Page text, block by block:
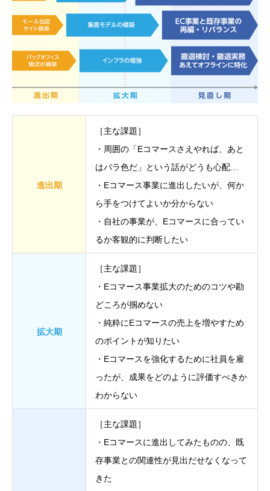
進出期
［主な課題］
・周囲の「Eコマースさえやれば、あと
はバラ色だ」という話がどうも心配…
・Eコマース事業に進出したいが、何か
ら手をつけてよいか分からない
・自社の事業が、Eコマースに合ってい
るか客観的に判断したい
拡大期
［主な課題］
・Eコマース事業拡大のためのコツや勘
どころが掴めない
・純粋にEコマースの売上を増やすため
のポイントが知りたい
・Eコマースを強化するために社員を雇
ったが、成果をどのように評価すべきか
わからない
［主な課題］
・Eコマースに進出してみたものの、既
存事業との関連性が見出だせなくなって
きた